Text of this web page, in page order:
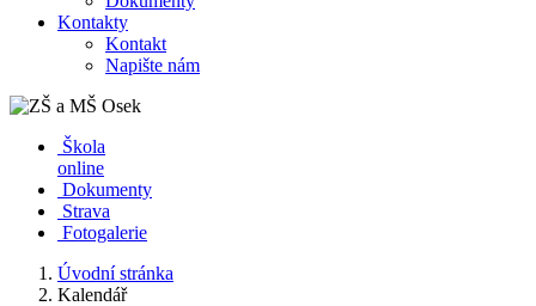
Kontakty
Kontakt
Napište nám
Škola
online
Dokumenty
Strava
Fotogalerie
Úvodní stránka
Kalendář